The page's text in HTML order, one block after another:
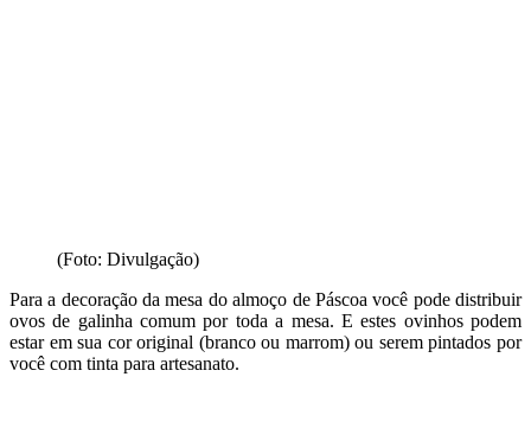
(Foto: Divulgação)
Para a decoração da mesa do almoço de Páscoa você pode distribuir
ovos de galinha comum por toda a mesa. E estes ovinhos podem
estar em sua cor original (branco ou marrom) ou serem pintados por
você com tinta para artesanato.